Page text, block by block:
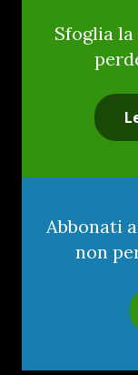
Sfoglia
Abbonati
non